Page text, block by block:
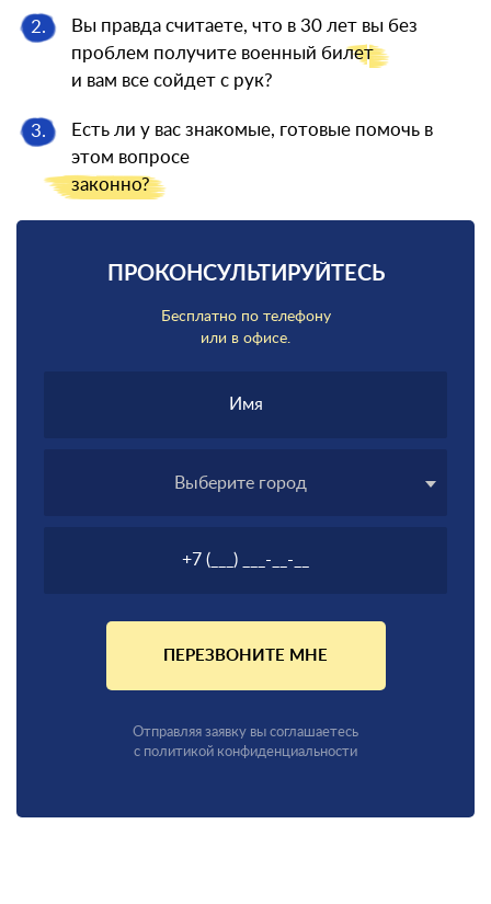
2.
Вы правда считаете, что в 30 лет вы без
проблем получите военный билет
и вам все сойдет с рук?
3.
Есть ли у вас знакомые, готовые помочь в
этом вопросе
законно?
ПРОКОНСУЛЬТИРУЙТЕСЬ
Бесплатно по телефону
или в офисе.
Выберите город
ПЕРЕЗВОНИТЕ МНЕ
Отправляя заявку вы соглашаетесь
с политикой конфиденциальности